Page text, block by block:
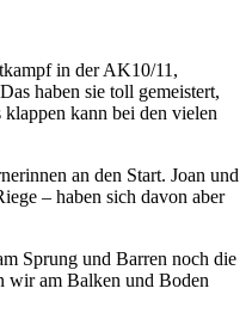
in der AK10/11,
haben sie toll gemeistert,
kann bei den vielen
an den Start. Joan und
– haben sich davon aber
Sprung und Barren noch die
wir am Balken und Boden